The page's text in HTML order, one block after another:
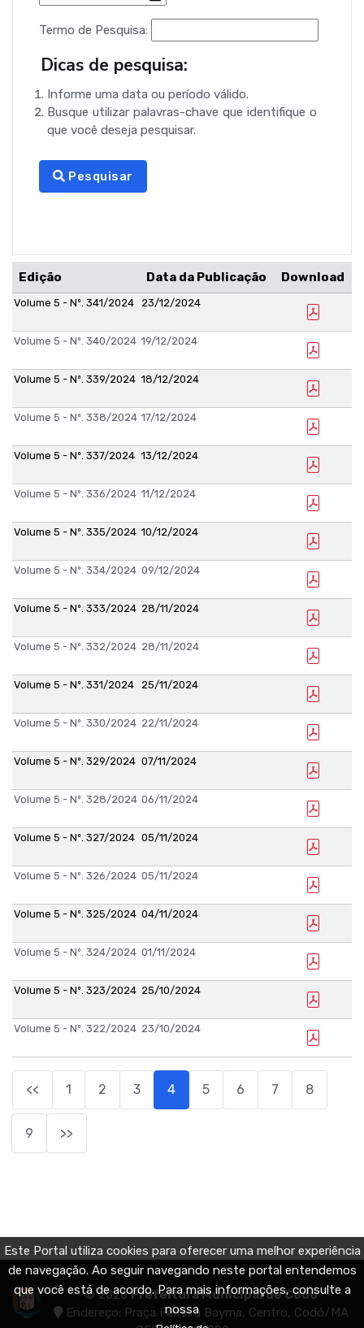
Este Portal utiliza cookies para oferecer uma melhor experiência
de navegação. Ao seguir navegando neste portal entendemos
que você está de acordo. Para mais informações, consulte a
nossa
Termo de Pesquisa:
Dicas de pesquisa:
Informe uma data ou período válido.
Busque utilizar palavras-chave que identifique o
que você deseja pesquisar.
Pesquisar
Edição Data da Publicação Download
Volume 5 - Nº. 341/2024 23/12/2024
Volume 5 - Nº. 340/2024 19/12/2024
Volume 5 - Nº. 339/2024 18/12/2024
Volume 5 - Nº. 338/2024 17/12/2024
Volume 5 - Nº. 337/2024 13/12/2024
Volume 5 - Nº. 336/2024 11/12/2024
Volume 5 - Nº. 335/2024 10/12/2024
Volume 5 - Nº. 334/2024 09/12/2024
Volume 5 - Nº. 333/2024 28/11/2024
Volume 5 - Nº. 332/2024 28/11/2024
Volume 5 - Nº. 331/2024 25/11/2024
Volume 5 - Nº. 330/2024 22/11/2024
Volume 5 - Nº. 329/2024 07/11/2024
Volume 5 - Nº. 328/2024 06/11/2024
Volume 5 - Nº. 327/2024 05/11/2024
Volume 5 - Nº. 326/2024 05/11/2024
Volume 5 - Nº. 325/2024 04/11/2024
Volume 5 - Nº. 324/2024 01/11/2024
Volume 5 - Nº. 323/2024 25/10/2024
Volume 5 - Nº. 322/2024 23/10/2024
<< 1 2 3 4 5 6 7 8
9 >>
© 2026Prefeitura Municipal de Codó
Endereço: Praça Ferreira Bayma, Centro, Codó/MA